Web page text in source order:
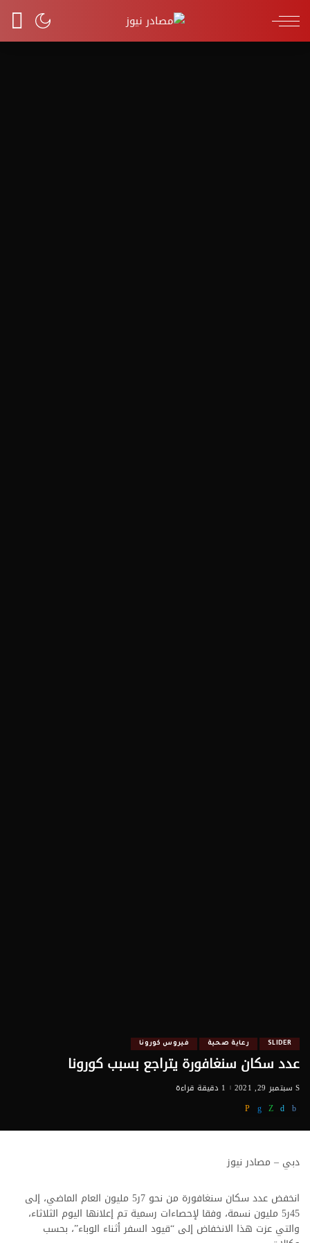
SLIDER رعاية صحية فيروس كورونا
عدد سكان سنغافورة يتراجع بسبب كورونا
سبتمبر 29, 2021 1 دقيقة قراءة
دبي – مصادر نيوز
انخفض عدد سكان سنغافورة من نحو 7ر5 مليون العام الماضي، إلى
45ر5 مليون نسمة، وفقا لإحصاءات رسمية تم إعلانها اليوم الثلاثاء،
والتي عزت هذا الانخفاض إلى “قيود السفر أثناء الوباء”، بحسب